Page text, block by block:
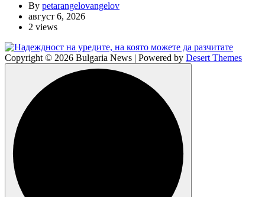
By petarangelovangelov
август 6, 2026
2 views
Copyright © 2026 Bulgaria News | Powered by Desert Themes